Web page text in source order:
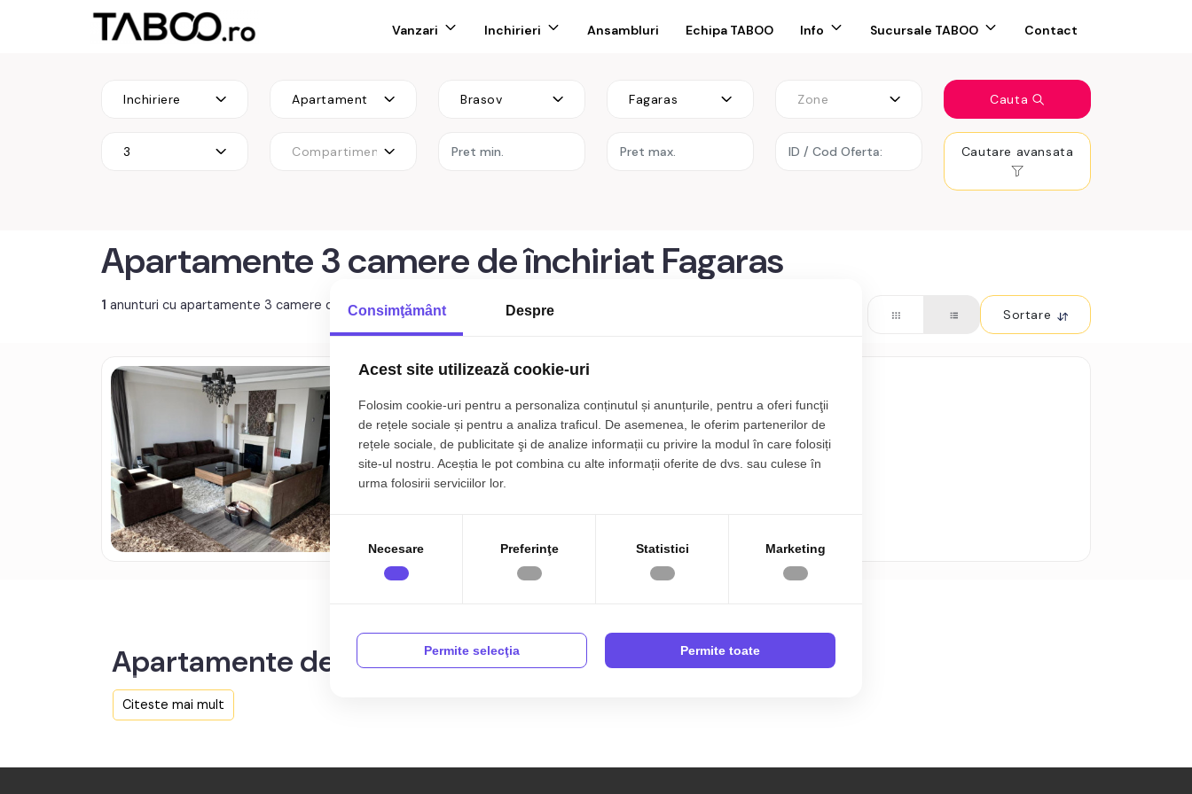
Vanzari Inchirieri Ansambluri Echipa TABOO Info Sucursale TABOO Contact
Inchiriere Apartament Brasov Fagaras Zone Cauta
3 Compartimentare
Apartamente 3 camere de închiriat Fagaras
1 anunturi cu apartamente 3 camere de închiriat Fagaras
Sortare
Apartament 3 camere de inchiriat zona centrala 80 mp utili renovat
Fagaras
3 cam Etaj 3/4 80 mp Decomandat
550€
Apartamente de închiriat în Fagaras
Aici sunt toate anunțurile active și actualizate de Apartamente de închiriat în Fagaras de către agenția TABOO Imobiliare Brasov.
Citeste mai mult
Consimţământ Despre
Acest site utilizează cookie-uri
Folosim cookie-uri pentru a personaliza conținutul și anunțurile, pentru a oferi funcţii
de rețele sociale și pentru a analiza traficul. De asemenea, le oferim partenerilor de
rețele sociale, de publicitate şi de analize informații cu privire la modul în care folosiți
site-ul nostru. Aceștia le pot combina cu alte informații oferite de dvs. sau culese în
urma folosirii serviciilor lor.
Necesare Preferinţe Statistici Marketing
Permite selecţia Permite toate